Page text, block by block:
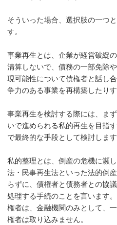
そういった場合、選択肢の一つ
す。
事業再生とは、企業が経営破綻
清算しないで、債務の一部免除
現可能性について債権者と話し
争力のある事業を再構築したり
事業再生を検討する際には、ま
いで進められる私的再生を目指
で最終的な手段として検討します
私的整理とは、倒産の危機に瀕
法・民事再生法といった法的倒
らずに、債権者と債務者との協
処理する手続のことを言います
権者は、金融機関のみとして、
権者は取り込みません。